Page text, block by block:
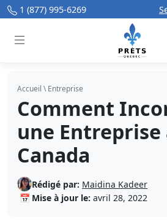
1 (877) 995-6269
Accueil \Entreprise
Comment
une Entreprise
Canada
Rédigé par: Maidina Kadeer
📅 Mise à jour le: avril 28, 2022